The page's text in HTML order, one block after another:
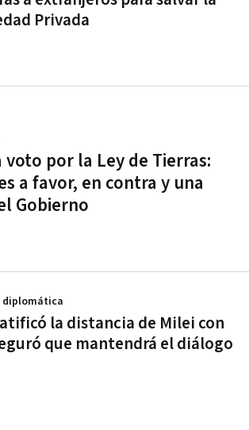
Privada
voto por la Ley de Tierras:
a favor, en contra y una
Gobierno
la distancia de Milei con
que mantendrá el diálogo
diplomática